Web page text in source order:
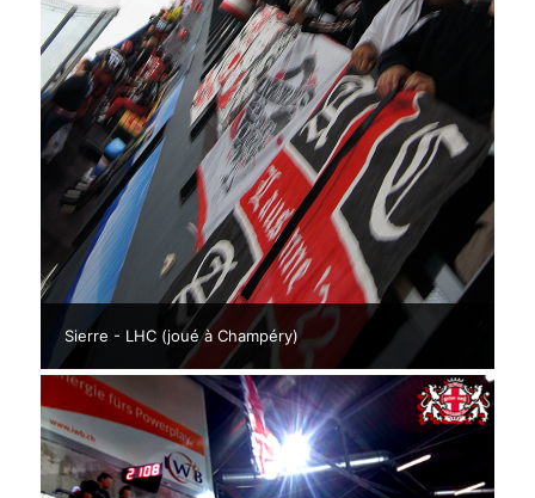
Sierre - LHC (joué à Champéry)